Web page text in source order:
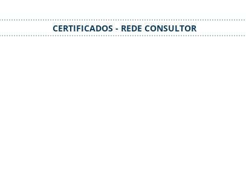
CERTIFICADOS - REDE CONSULTOR